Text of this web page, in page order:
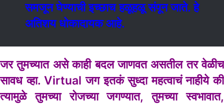
समजून घेण्याची इच्छाच हळूहळू संपून जाते. हे
अतिशय धोकादायक आहे.
जर तुमच्यात असे काही बदल जाणवत असतील तर वेळीच
सावध व्हा. Virtual जग इतकं सुध्दा महत्वाचं नाहीये की
त्यामुळे तुमच्या रोजच्या जगण्यात, तुमच्या स्वभावात,